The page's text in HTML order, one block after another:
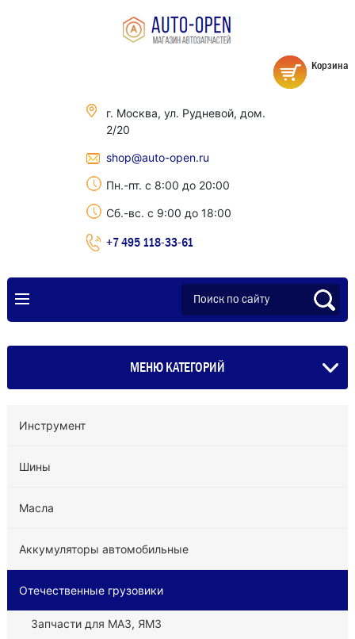
г. Москва, ул. Рудневой, дом.
2/20
shop@auto-open.ru
Пн.-пт. с 8:00 до 20:00
Сб.-вс. с 9:00 до 18:00
+7 495 118-33-61
Корзина
МЕНЮ КАТЕГОРИЙ
Инструмент
Шины
Масла
Аккумуляторы автомобильные
Отечественные грузовики
Запчасти для МАЗ, ЯМЗ